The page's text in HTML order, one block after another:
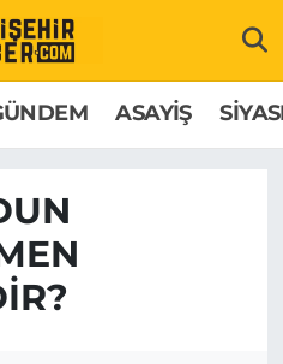
ASAYİŞ
Haritası
ve Fikstür